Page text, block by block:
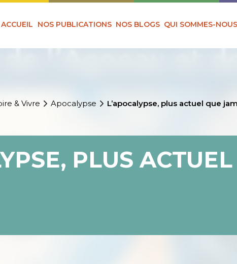
ACCUEIL NOS PUBLICATIONS NOS BLOGS QUI SOMMES-
& Vivre Apocalypse L’apocalypse, plus actuel que
PLUS